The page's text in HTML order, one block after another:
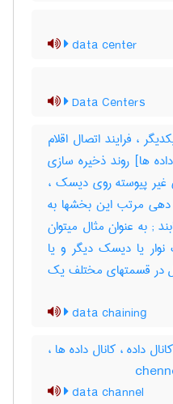
data center
Data Centers
، فرایند اتصال اقلام
ها] روند ذخیره سازی
غیر پیوسته روی دیسک ،
دهی مرتب این بخشها به
نحوی که شکل کلی خود را بیابند‎ ; به عنوان مثال میتوان
یا دیسک دیگر و یا
در قسمتهای مختلف یک
data chaining
داده ، کانال داده ها ،
data channel